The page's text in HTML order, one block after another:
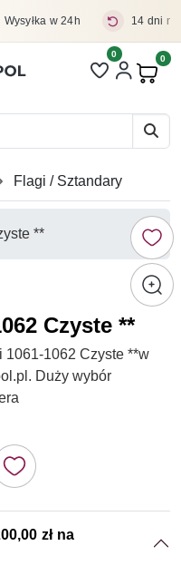
Wysyłka w 24h 14 dni
Liczba pozycji
0 0
Flagi / Sztandary
Czyste **
1062 Czyste **w
Duży wybór
zł na